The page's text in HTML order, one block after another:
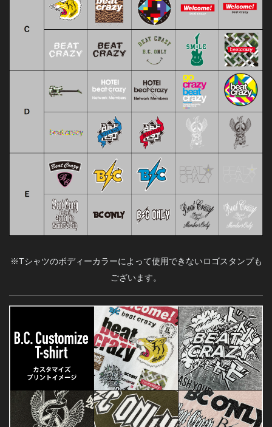
※Tシャツのボディーカラーによって使用できないロゴスタンプも
ございます。